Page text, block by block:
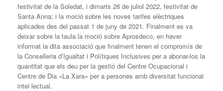
festivitat de la Soledat, i dimarts 26 de juliol 2022, festivitat de
Santa Anna; i la moció sobre les noves tarifes elèctriques
aplicades des del passat 1 de juny de 2021. Finalment es va
deixar sobre la taula la moció sobre Aprosdeco, en haver
informat la dita associació que finalment tenen el compromís de
la Conselleria d’Igualtat i Polítiques Inclusives per a abonar-los la
quantitat que els deu per la gestió del Centre Ocupacional i
Centre de Dia «La Xara» per a persones amb diversitat funcional
intel·lectual.